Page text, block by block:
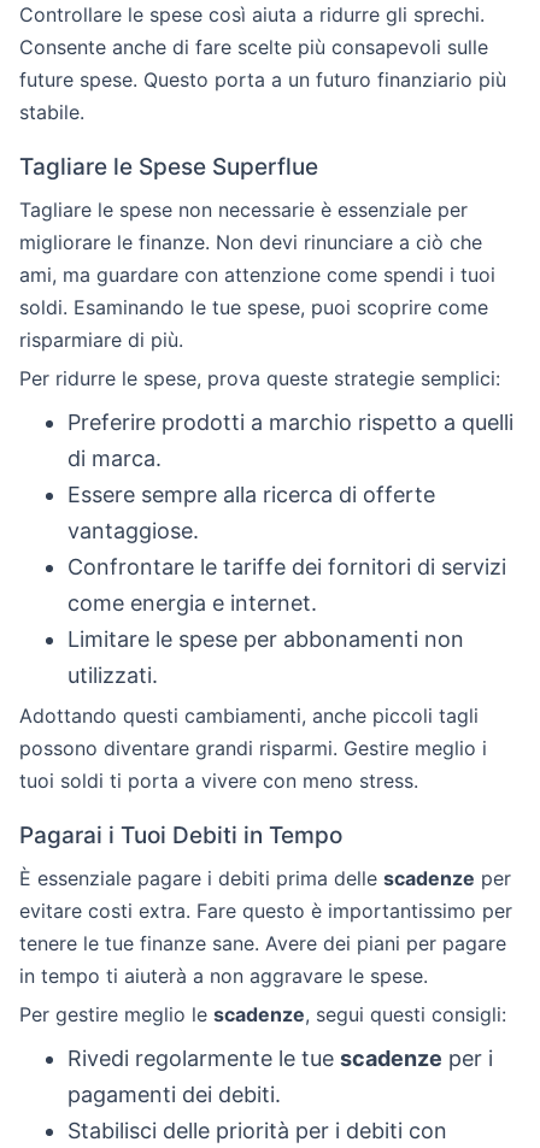
Controllare le spese così aiuta a ridurre gli sprechi.
Consente anche di fare scelte più consapevoli sulle
future spese. Questo porta a un futuro finanziario più
stabile.
Tagliare le Spese Superflue
Tagliare le spese non necessarie è essenziale per
migliorare le finanze. Non devi rinunciare a ciò che
ami, ma guardare con attenzione come spendi i tuoi
soldi. Esaminando le tue spese, puoi scoprire come
risparmiare di più.
Per ridurre le spese, prova queste strategie semplici:
Preferire prodotti a marchio rispetto a quelli
di marca.
Essere sempre alla ricerca di offerte
vantaggiose.
Confrontare le tariffe dei fornitori di servizi
come energia e internet.
Limitare le spese per abbonamenti non
utilizzati.
Adottando questi cambiamenti, anche piccoli tagli
possono diventare grandi risparmi. Gestire meglio i
tuoi soldi ti porta a vivere con meno stress.
Pagarai i Tuoi Debiti in Tempo
È essenziale pagare i debiti prima delle scadenze per
evitare costi extra. Fare questo è importantissimo per
tenere le tue finanze sane. Avere dei piani per pagare
in tempo ti aiuterà a non aggravare le spese.
Per gestire meglio le scadenze, segui questi consigli:
Rivedi regolarmente le tue scadenze per i
pagamenti dei debiti.
Stabilisci delle priorità per i debiti con